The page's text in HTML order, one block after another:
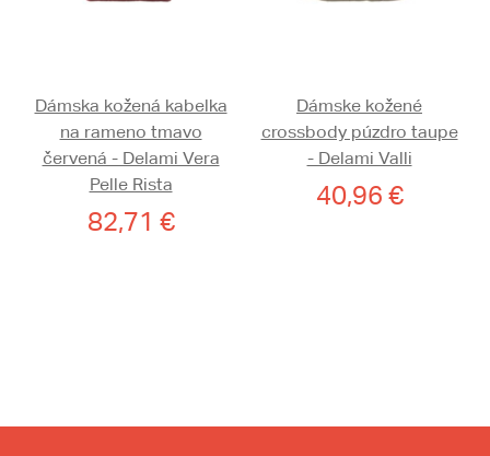
Dámska kožená kabelka
na rameno tmavo
červená - Delami Vera
Pelle Rista
82,71 €
Dámske kožené
crossbody púzdro taupe
- Delami Valli
40,96 €